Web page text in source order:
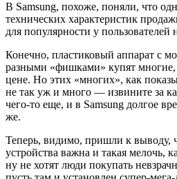
В Samsung, похоже, поняли, что
технических характеристик
для популярности у
Конечно, пластиковый аппарат с
разными «фишками» купят
цене. Но этих «многих», как
не так уж и много — извините за
чего-то еще, и в Samsung долгое
же.
Теперь, видимо, пришли к выводу,
устройства важна и такая мелочь,
ну не хотят люди покупать